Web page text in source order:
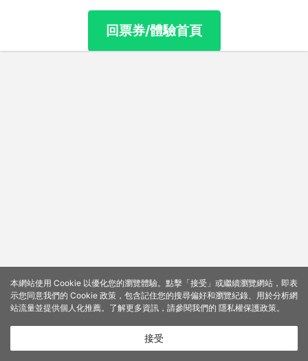
回票券/體驗首頁
本網站使用 Cookie 以優化您的瀏覽體驗。點擊「接受」或繼續瀏覽網站，即表
示您同意我們的 Cookie 政策，包含記住您的搜尋偏好和瀏覽紀錄、用於分析網
站流量並提供個人化推薦。了解更多資訊，請參閱我們的 隱私權保護政策。
接受